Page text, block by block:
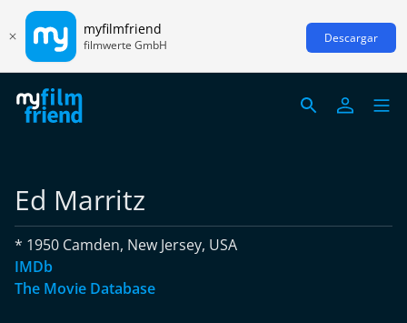
myfilmfriend
filmwerte GmbH Descargar
Ed Marritz
* 1950 Camden, New Jersey, USA
IMDb
The Movie Database